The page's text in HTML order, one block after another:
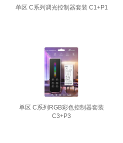
单区 C系列调光控制器套装 C1+P1
单区 C系列RGB彩色控制器套装
C3+P3